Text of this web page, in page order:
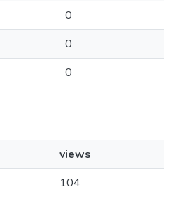
0
0
0
views
104